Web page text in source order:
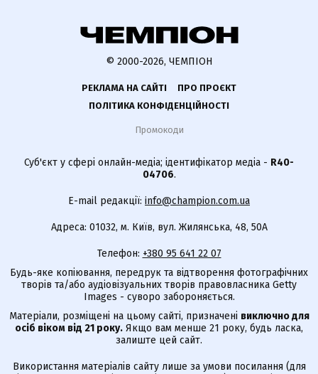
© 2000-2026, ЧЕМПІОН
РЕКЛАМА НА САЙТІ
ПРО ПРОЄКТ
ПОЛІТИКА КОНФІДЕНЦІЙНОСТІ
Промокоди
Суб'єкт у сфері онлайн-медіа; ідентифікатор медіа - R40-
04706.
E-mail редакції: info@champion.com.ua
Адреса: 01032, м. Київ, вул. Жилянська, 48, 50А
Телефон: +380 95 641 22 07
Будь-яке копіювання, передрук та відтворення фотографічних
творів та/або аудіовізуальних творів правовласника Getty
Images - суворо забороняється.
Матеріали, розміщені на цьому сайті, призначені виключно для
осіб віком від 21 року. Якщо вам менше 21 року, будь ласка,
залиште цей сайт.
Використання матеріалів сайту лише за умови посилання (для